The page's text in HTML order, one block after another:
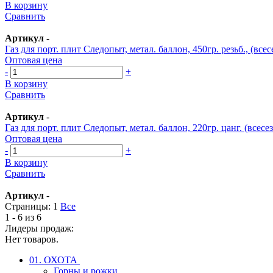
В корзину
Сравнить
Артикул -
Газ для порт. плит Следопыт, метал. баллон, 450гр. резьб.,
Оптовая цена
-
+
В корзину
Сравнить
Артикул -
Газ для порт. плит Следопыт, метал. баллон, 220гр. цанг.
Оптовая цена
-
+
В корзину
Сравнить
Артикул -
Страницы: 1 Все
1 - 6 из 6
Лидеры продаж:
Нет товаров.
01. ОХОТА
Горны и рожки